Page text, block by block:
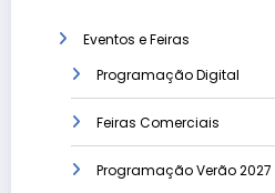
Eventos e Feiras
Programação Digital
Feiras Comerciais
Programação Verão 2027